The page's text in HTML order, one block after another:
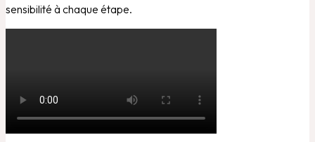
sensibilité à chaque étape.